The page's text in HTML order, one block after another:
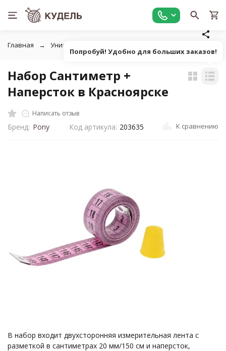
Главная Универсальные товары для рукоделия
Набор Сантиметр +
Наперсток в Красноярске
Написать отзыв
Бренд: Pony Код артикула: 203635 К сравнению
В набор входит двухсторонняя измерительная лента с
разметкой в сантиметрах 20 мм/150 см и наперсток,
Попробуй! Удобно для больших заказов!